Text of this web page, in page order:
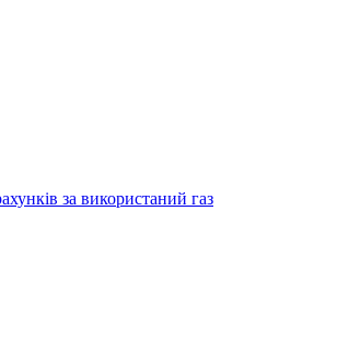
за використаний газ